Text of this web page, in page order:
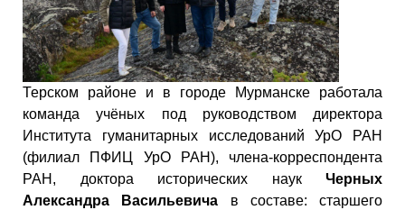
Терском районе и в городе Мурманске работала
команда учёных под руководством директора
Института гуманитарных исследований УрО РАН
(филиал ПФИЦ УрО РАН), члена-корреспондента
РАН, доктора исторических наук Черных
Александра Васильевича в составе: старшего